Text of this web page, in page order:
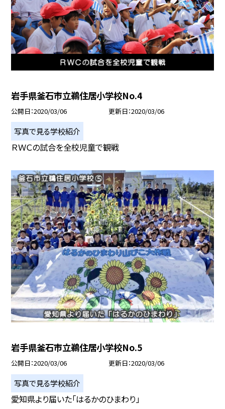
岩手県釜石市立鵜住居小学校No.4
公開日 2020/03/06 更新日 2020/03/06
写真で見る学校紹介
ＲＷＣの試合を全校児童で観戦
岩手県釜石市立鵜住居小学校No.5
公開日 2020/03/06 更新日 2020/03/06
写真で見る学校紹介
愛知県より届いた「はるかのひまわり」